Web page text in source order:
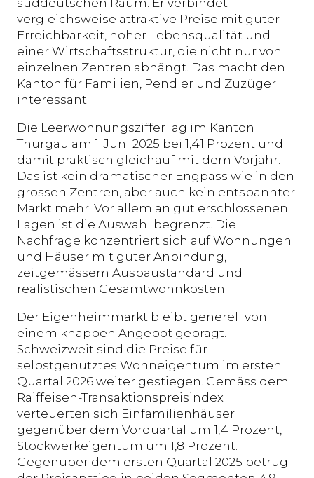
süddeutschen Raum. Er verbindet
vergleichsweise attraktive Preise mit guter
Erreichbarkeit, hoher Lebensqualität und
einer Wirtschaftsstruktur, die nicht nur von
einzelnen Zentren abhängt. Das macht den
Kanton für Familien, Pendler und Zuzüger
interessant.
Die Leerwohnungsziffer lag im Kanton
Thurgau am 1. Juni 2025 bei 1,41 Prozent und
damit praktisch gleichauf mit dem Vorjahr.
Das ist kein dramatischer Engpass wie in den
grossen Zentren, aber auch kein entspannter
Markt mehr. Vor allem an gut erschlossenen
Lagen ist die Auswahl begrenzt. Die
Nachfrage konzentriert sich auf Wohnungen
und Häuser mit guter Anbindung,
zeitgemässem Ausbaustandard und
realistischen Gesamtwohnkosten.
Der Eigenheimmarkt bleibt generell von
einem knappen Angebot geprägt.
Schweizweit sind die Preise für
selbstgenutztes Wohneigentum im ersten
Quartal 2026 weiter gestiegen. Gemäss dem
Raiffeisen-Transaktionspreisindex
verteuerten sich Einfamilienhäuser
gegenüber dem Vorquartal um 1,4 Prozent,
Stockwerkeigentum um 1,8 Prozent.
Gegenüber dem ersten Quartal 2025 betrug